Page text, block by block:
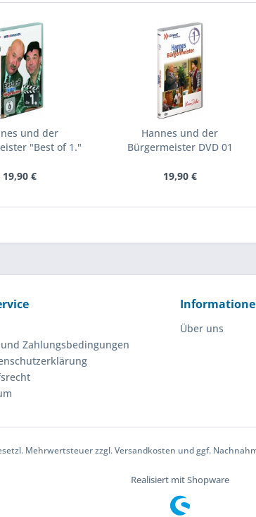
und der
"Best of 1."
19,90 €
Hannes und der
Bürgermeister DVD 01
19,90 €
Zahlungsbedingungen
Über uns
Mehrwertsteuer zzgl. Versandkosten und ggf.
Realisiert mit Shopware